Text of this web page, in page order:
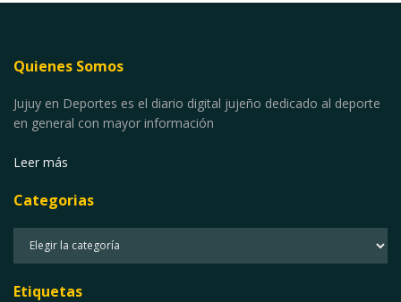
Quienes Somos
Jujuy en Deportes es el diario digital jujeño dedicado al deporte
en general con mayor información
Leer más
Categorias
Etiquetas